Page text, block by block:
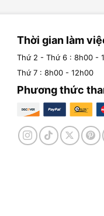
Thời gian làm
Thứ 2 - Thứ 6 : 8h00 -
Thứ 7 : 8h00 - 12h00
Phương thức